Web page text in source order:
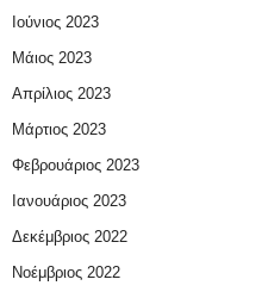
Ιούνιος 2023
Μάιος 2023
Απρίλιος 2023
Μάρτιος 2023
Φεβρουάριος 2023
Ιανουάριος 2023
Δεκέμβριος 2022
Νοέμβριος 2022